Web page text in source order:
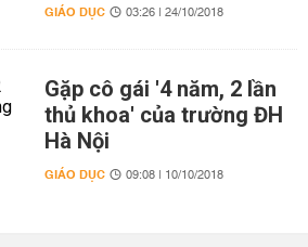
GIÁO DỤC 03:26 | 24/10/2018
Gặp cô gái '4 năm, 2 lần
thủ khoa' của trường ĐH
Hà Nội
GIÁO DỤC 09:08 | 10/10/2018